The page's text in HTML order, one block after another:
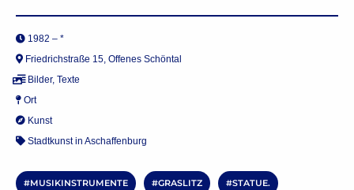
1982 – *
Friedrichstraße 15, Offenes Schöntal
Bilder, Texte
Ort
Kunst
Stadtkunst in Aschaffenburg
MUSIKINSTRUMENTE GRASLITZ STATUE.